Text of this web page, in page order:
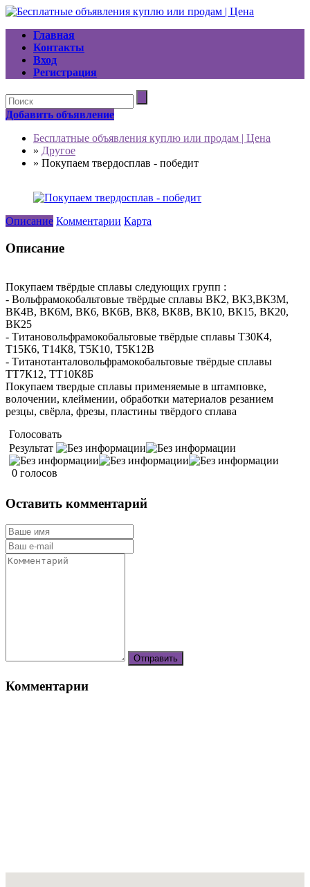
Главная
Контакты
Вход
Регистрация
Добавить объявление
Бесплатные объявления куплю или продам | Цена
» Другое
» Покупаем твердосплав - победит
Описание Комментарии Карта
Описание
Покупаем твёрдые сплавы следующих групп :
- Вольфрамокобальтовые твёрдые сплавы ВК2, ВК3,ВК3М,
ВК4В, ВК6М, ВК6, ВК6В, ВК8, ВК8В, ВК10, ВК15, ВК20,
ВК25
- Титановольфрамокобальтовые твёрдые сплавы Т30К4,
Т15К6, Т14К8, Т5К10, Т5К12В
- Титанотанталовольфрамокобальтовые твёрдые сплавы
ТТ7К12, ТТ10К8Б
Покупаем твердые сплавы применяемые в штамповке,
волочении, клеймении, обработки материалов резанием
резцы, свёрла, фрезы, пластины твёрдого сплава
Голосовать
Результат
0 голосов
Оставить комментарий
Комментарии